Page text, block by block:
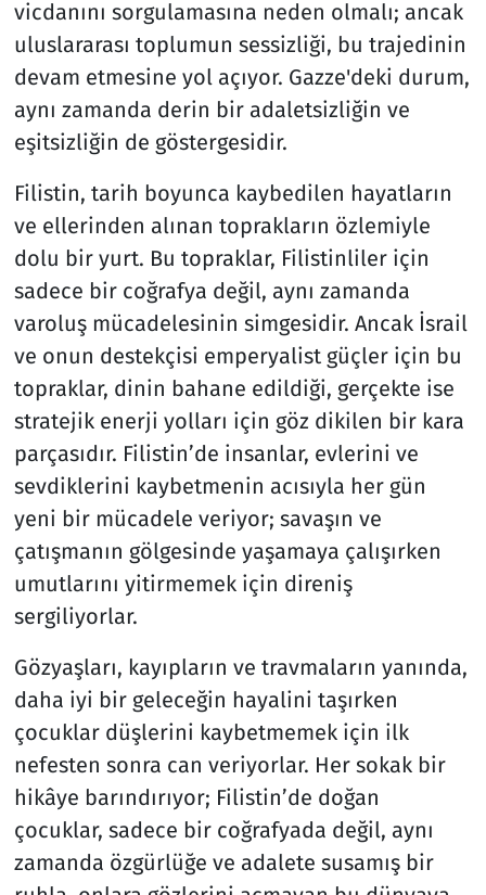
vicdanını sorgulamasına neden olmalı; ancak
uluslararası toplumun sessizliği, bu trajedinin
devam etmesine yol açıyor. Gazze'deki durum,
aynı zamanda derin bir adaletsizliğin ve
eşitsizliğin de göstergesidir.
Filistin, tarih boyunca kaybedilen hayatların
ve ellerinden alınan toprakların özlemiyle
dolu bir yurt. Bu topraklar, Filistinliler için
sadece bir coğrafya değil, aynı zamanda
varoluş mücadelesinin simgesidir. Ancak İsrail
ve onun destekçisi emperyalist güçler için bu
topraklar, dinin bahane edildiği, gerçekte ise
stratejik enerji yolları için göz dikilen bir kara
parçasıdır. Filistin’de insanlar, evlerini ve
sevdiklerini kaybetmenin acısıyla her gün
yeni bir mücadele veriyor; savaşın ve
çatışmanın gölgesinde yaşamaya çalışırken
umutlarını yitirmemek için direniş
sergiliyorlar.
Gözyaşları, kayıpların ve travmaların yanında,
daha iyi bir geleceğin hayalini taşırken
çocuklar düşlerini kaybetmemek için ilk
nefesten sonra can veriyorlar. Her sokak bir
hikâye barındırıyor; Filistin’de doğan
çocuklar, sadece bir coğrafyada değil, aynı
zamanda özgürlüğe ve adalete susamış bir